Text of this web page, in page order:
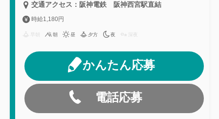
交通アクセス：阪神電鉄 阪神西宮駅直結
時給1,180円
朝 昼 夕方 夜 深夜
かんたん応募
電話応募